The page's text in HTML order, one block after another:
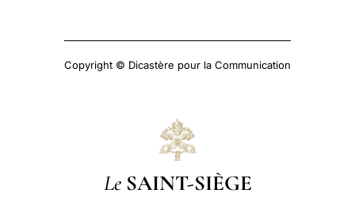
Copyright © Dicastère pour la Communication
Le SAINT-SIÈGE